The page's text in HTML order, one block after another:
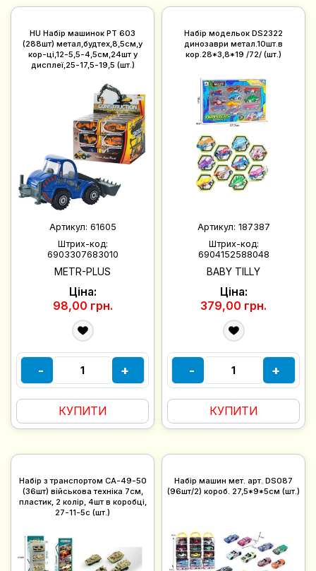
HU Набір машинок PT 603
(288шт) метал,будтех,8,5см,у
кор-ці,12-5,5-4,5см,24шт у
дисплеї,25-17,5-19,5 (шт.)
Артикул: 61605
Штрих-код:
6903307683010
METR-PLUS
Ціна:
98,00 грн.
- +
КУПИТИ
Набір модельок DS2322
динозаври метал.10шт.в
кор.28*3,8*19 /72/ (шт.)
Артикул: 187387
Штрих-код:
6904152588048
BABY TILLY
Ціна:
379,00 грн.
- +
КУПИТИ
Набір з транспортом CA-49-50
(36шт) військова техніка 7см,
пластик, 2 колір, 4шт в коробці,
27-11-5с (шт.)
Набір машин мет. арт. DS087
(96шт/2) короб. 27,5*9*5см (шт.)